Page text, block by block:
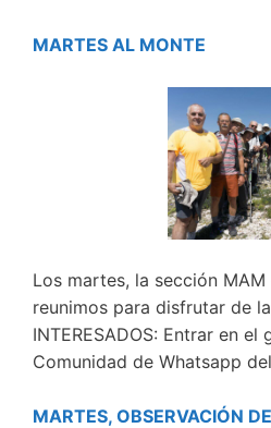
MARTES AL MONTE
Los martes, la sección MAM
reunimos para disfrutar de
INTERESADOS: Entrar en el
Comunidad de Whatsapp
MARTES, OBSERVACIÓN